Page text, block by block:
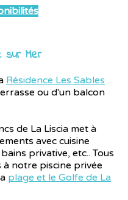
sur Mer
Résidence Les Sables
ou d'un balcon
de La Liscia met à
avec cuisine
privative, etc.. Tous
notre piscine privée
plage et le Golfe de La